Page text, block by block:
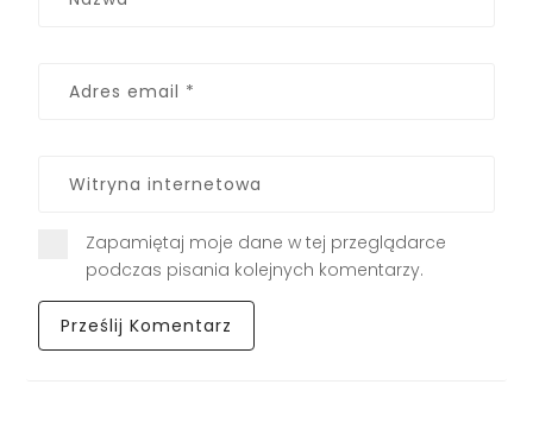
Zapamiętaj moje dane w tej przeglądarce
podczas pisania kolejnych komentarzy.